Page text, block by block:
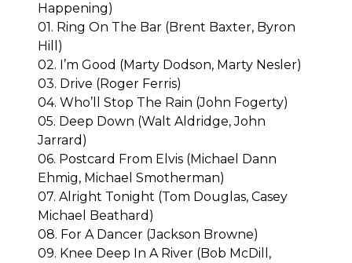
Happening)
01. Ring On The Bar (Brent Baxter, Byron
Hill)
02. I’m Good (Marty Dodson, Marty Nesler)
03. Drive (Roger Ferris)
04. Who’ll Stop The Rain (John Fogerty)
05. Deep Down (Walt Aldridge, John
Jarrard)
06. Postcard From Elvis (Michael Dann
Ehmig, Michael Smotherman)
07. Alright Tonight (Tom Douglas, Casey
Michael Beathard)
08. For A Dancer (Jackson Browne)
09. Knee Deep In A River (Bob McDill,